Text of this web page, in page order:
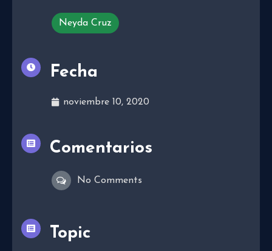
Neyda Cruz
Fecha
noviembre 10, 2020
Comentarios
No Comments
Topic